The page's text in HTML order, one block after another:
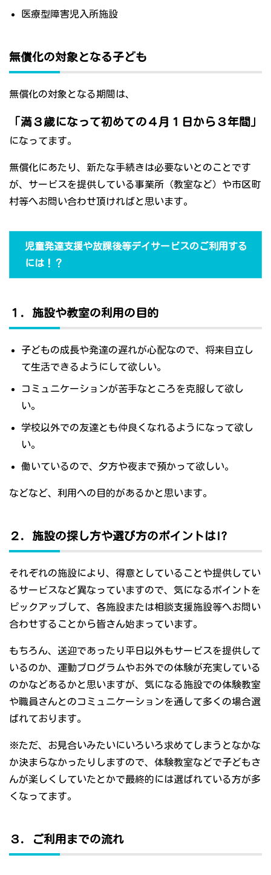
医療型障害児入所施設
無償化の対象となる子ども
無償化の対象となる期間は、
「満３歳になって初めての４月１日から３年間」
になってます。
無償化にあたり、新たな手続きは必要ないとのことです
が、サービスを提供している事業所（教室など）や市区町
村等へお問い合わせ頂ければと思います。
児童発達支援や放課後等デイサービスのご利用する
には！？
１．施設や教室の利用の目的
子どもの成長や発達の遅れが心配なので、将来自立し
て生活できるようにして欲しい。
コミュニケーションが苦手なところを克服して欲し
い。
学校以外での友達とも仲良くなれるようになって欲し
い。
働いているので、夕方や夜まで預かって欲しい。
などなど、利用への目的があるかと思います。
２．施設の探し方や選び方のポイントは!?
それぞれの施設により、得意としていることや提供してい
るサービスなど異なっていますので、気になるポイントを
ピックアップして、各施設または相談支援施設等へお問い
合わせすることから皆さん始まっています。
もちろん、送迎であったり平日以外もサービスを提供して
いるのか、運動プログラムやお外での体験が充実している
のかなどあるかと思いますが、気になる施設での体験教室
や職員さんとのコミュニケーションを通して多くの場合選
ばれております。
※ただ、お見合いみたいにいろいろ求めてしまうとなかな
か決まらなかったりしますので、体験教室などで子どもさ
んが楽しくしていたとかで最終的には選ばれている方が多
くなってます。
３．ご利用までの流れ